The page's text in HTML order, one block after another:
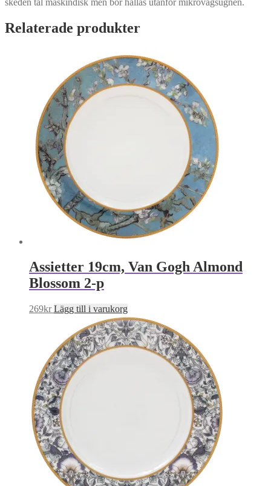
Relaterade produkter
Assietter 19cm, Van Gogh Almond
Blossom 2-p
269kr Lägg till i varukorg